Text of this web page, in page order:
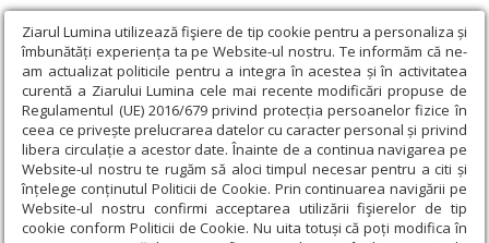
Ziarul Lumina utilizează fişiere de tip cookie pentru a personaliza și
îmbunătăți experiența ta pe Website-ul nostru. Te informăm că ne-
am actualizat politicile pentru a integra în acestea și în activitatea
curentă a Ziarului Lumina cele mai recente modificări propuse de
Regulamentul (UE) 2016/679 privind protecția persoanelor fizice în
ceea ce privește prelucrarea datelor cu caracter personal și privind
libera circulație a acestor date. Înainte de a continua navigarea pe
Website-ul nostru te rugăm să aloci timpul necesar pentru a citi și
înțelege conținutul Politicii de Cookie. Prin continuarea navigării pe
Website-ul nostru confirmi acceptarea utilizării fişierelor de tip
cookie conform Politicii de Cookie. Nu uita totuși că poți modifica în
Ziarul Lumina › Societate › Reportaj › Dumbrava, sursă de
iubire şi energie pentru sute de copii şi vârstnici